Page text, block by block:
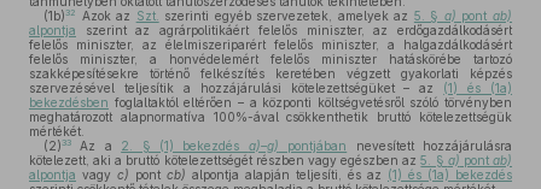
(1b) 32 Azok az Szt. szerinti egyéb szervezetek, amelyek az 5. § a) pontab)
alpontja szerint az agrárpolitikáért felelős miniszter, az erdőgazdálkodásért
felelős miniszter, az élelmiszeriparért felelős miniszter, a halgazdálkodásért
felelős miniszter, a honvédelemért felelős miniszter hatáskörébe tartozó
szakképesítésekre történő felkészítés keretében végzett gyakorlati képzés
szervezésével teljesítik a hozzájárulási kötelezettségüket – az (1) és (1a)
bekezdésben foglaltaktól eltérően – a központi költségvetésről szóló törvényben
meghatározott alapnormatíva 100%-ával csökkenthetik bruttó kötelezettségük
mértékét.
(2) 33 Az a 2. § (1) bekezdés a)–g) pontjában
nevesített hozzájárulásra
kötelezett, aki a bruttó kötelezettségét részben vagy egészben az5. § a) pontab)
alpontja vagy c) pont cb) alpontja alapján teljesíti, és az (1) és (1a) bekezdés